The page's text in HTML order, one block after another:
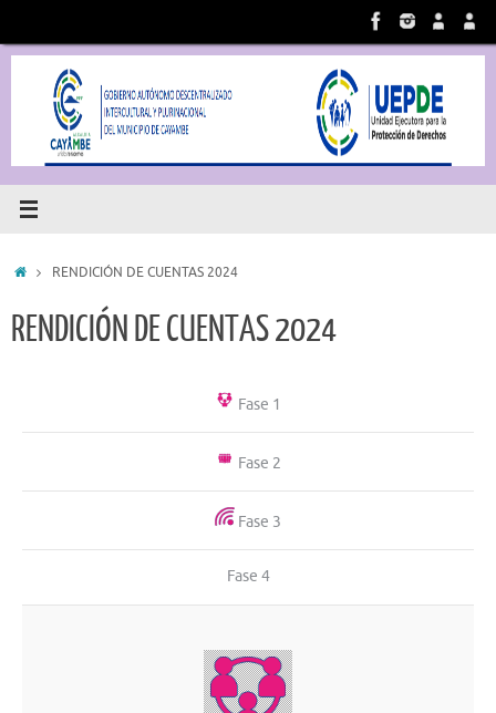
RENDICIÓN DE CUENTAS 2024
RENDICIÓN DE CUENTAS 2024
Fase 1
Fase 2
Fase 3
Fase 4